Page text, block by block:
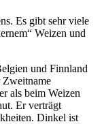
Es gibt sehr viele
Weizen und
und Finnland
Zweitname
als beim Weizen
Er verträgt
Dinkel ist